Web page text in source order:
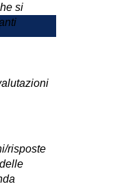
si
risposte